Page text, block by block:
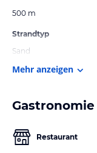
500 m
Strandtyp
Sand
Mehr anzeigen
Gastronomie
Restaurant